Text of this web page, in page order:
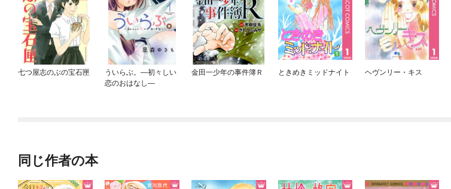
七つ屋志のぶの宝石匣
ういらぶ。—初々しい
恋のおはなし—
金田一少年の事件簿Ｒ ときめきミッドナイト ヘヴンリー・キス
同じ作者の本